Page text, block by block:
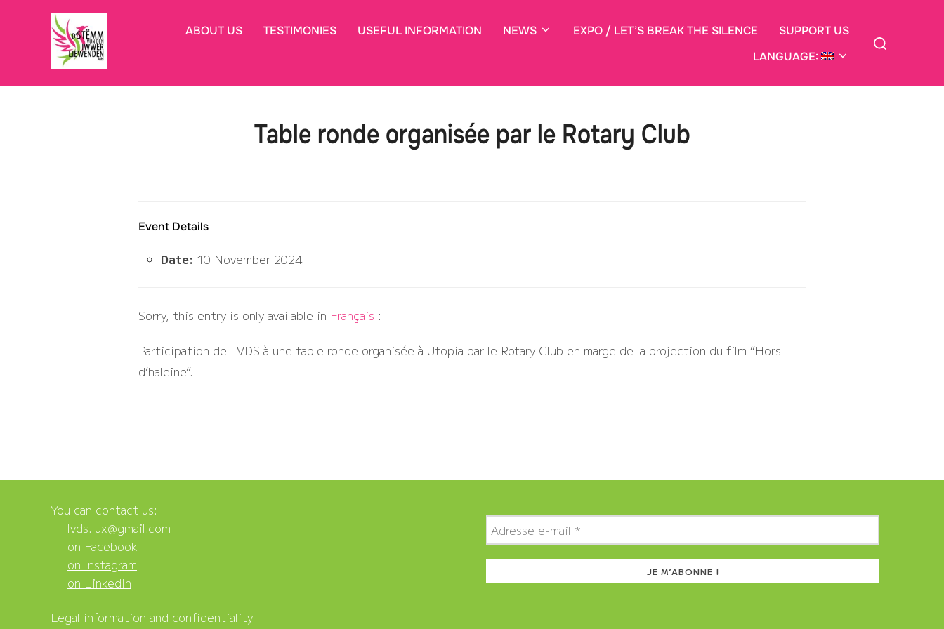
ABOUT US TESTIMONIES USEFUL INFORMATION NEWS EXPO / LET’S BREAK THE SILENCE
SUPPORT US
LANGUAGE:
Search
for:
Table ronde organisée par le Rotary Club
Event Details
Date: 10 November 2024
Sorry, this entry is only available in Français :
Participation de LVDS à une table ronde organisée à Utopia par le Rotary Club en marge de la projection du film “Hors
d’haleine”.
You can contact us:
lvds.lux@gmail.com
on Facebook
on Instagram
on LinkedIn
Legal information and confidentiality